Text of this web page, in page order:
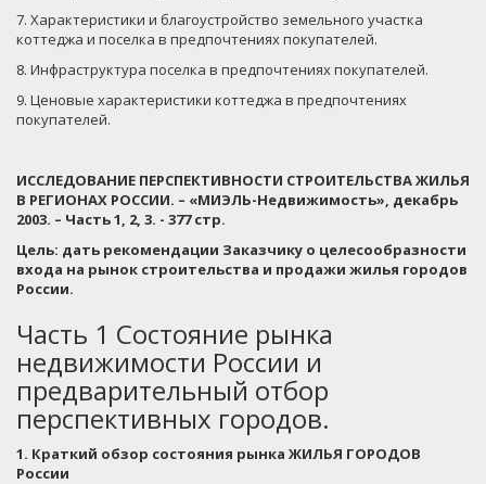
7. Характеристики и благоустройство земельного участка
коттеджа и поселка в предпочтениях покупателей.
8. Инфраструктура поселка в предпочтениях покупателей.
9. Ценовые характеристики коттеджа в предпочтениях
покупателей.
ИССЛЕДОВАНИЕ ПЕРСПЕКТИВНОСТИ СТРОИТЕЛЬСТВА ЖИЛЬЯ
В РЕГИОНАХ РОССИИ. – «МИЭЛЬ-Недвижимость», декабрь
2003. – Часть 1, 2, 3. - 377 стр.
Цель: дать рекомендации Заказчику о целесообразности
входа на рынок строительства и продажи жилья городов
России.
Часть 1 Состояние рынка
недвижимости России и
предварительный отбор
перспективных городов.
1. Краткий обзор состояния рынка ЖИЛЬЯ ГОРОДОВ
России